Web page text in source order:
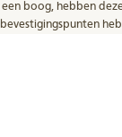
een boog, hebben